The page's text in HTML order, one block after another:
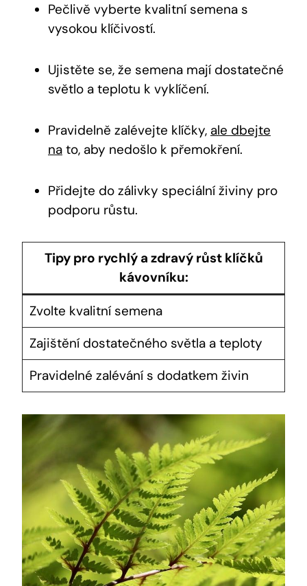
Pečlivě vyberte kvalitní semena s
vysokou klíčivostí.
Ujistěte se, že semena mají dostatečné
světlo a teplotu k vyklíčení.
Pravidelně zalévejte klíčky, ale dbejte
na to, aby nedošlo k přemokření.
Přidejte do zálivky speciální živiny pro
podporu růstu.
Tipy pro rychlý a zdravý růst klíčků
kávovníku:
Zvolte kvalitní semena
Zajištění dostatečného světla a teploty
Pravidelné zalévání s dodatkem živin